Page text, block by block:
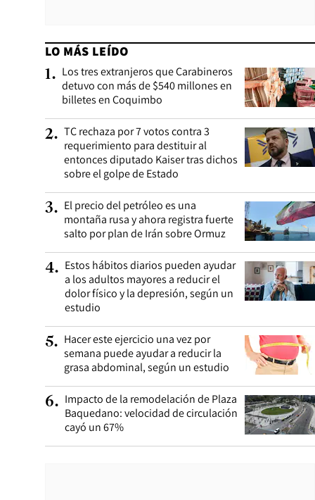
LO MÁS LEÍDO
1. Los tres extranjeros que Carabineros
detuvo con más de $540 millones en
billetes en Coquimbo
2. TC rechaza por 7 votos contra 3
requerimiento para destituir al
entonces diputado Kaiser tras dichos
sobre el golpe de Estado
3. El precio del petróleo es una
montaña rusa y ahora registra fuerte
salto por plan de Irán sobre Ormuz
4. Estos hábitos diarios pueden ayudar
a los adultos mayores a reducir el
dolor físico y la depresión, según un
estudio
5. Hacer este ejercicio una vez por
semana puede ayudar a reducir la
grasa abdominal, según un estudio
6. Impacto de la remodelación de Plaza
Baquedano: velocidad de circulación
cayó un 67%